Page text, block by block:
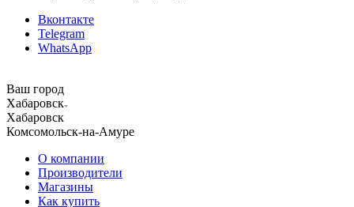
Вконтакте
Telegram
WhatsApp
Ваш город
Хабаровск
Хабаровск
Комсомольск-на-Амуре
О компании
Производители
Магазины
Как купить